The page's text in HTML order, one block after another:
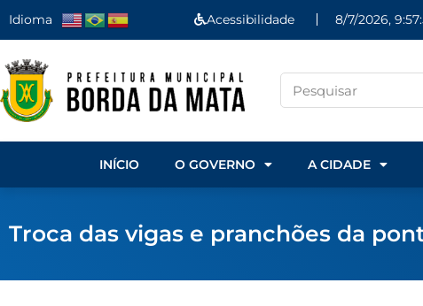
Idioma Acessibilidade 8/7/2026,
INÍCIO O GOVERNO A CIDADE
Troca das vigas e pranchões da